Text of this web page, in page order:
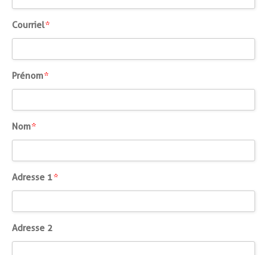
Courriel*
*
Prénom*
*
Nom*
*
Adresse 1*
1
Adresse 2
2